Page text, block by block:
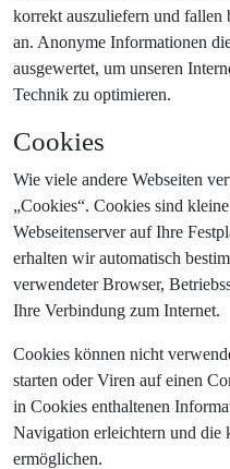
korrekt auszuliefern und fallen
an. Anonyme Informationen
ausgewertet, um unseren
Technik zu optimieren.
Cookies
Wie viele andere Webseiten
„Cookies“. Cookies sind
Webseitenserver auf Ihre
erhalten wir automatisch
verwendeter Browser,
Ihre Verbindung zum Internet.
Cookies können nicht
starten oder Viren auf einen
in Cookies enthaltenen
Navigation erleichtern und die
ermöglichen.